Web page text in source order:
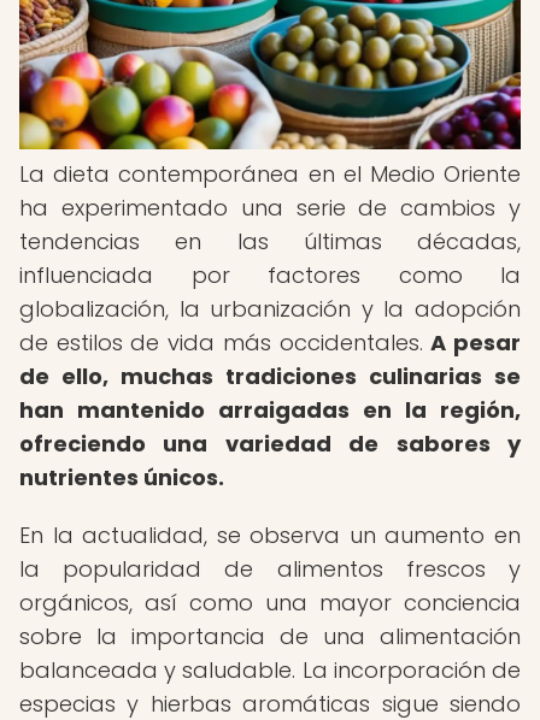
La dieta contemporánea en el Medio Oriente
ha experimentado una serie de cambios y
tendencias en las últimas décadas,
influenciada por factores como la
globalización, la urbanización y la adopción
de estilos de vida más occidentales.A pesar
de ello, muchas tradiciones culinarias se
han mantenido arraigadas en la región,
ofreciendo una variedad de sabores y
nutrientes únicos.
En la actualidad, se observa un aumento en
la popularidad de alimentos frescos y
orgánicos, así como una mayor conciencia
sobre la importancia de una alimentación
balanceada y saludable. La incorporación de
especias y hierbas aromáticas sigue siendo